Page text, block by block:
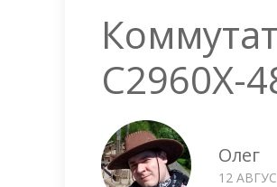
C2960X-
Олег
12